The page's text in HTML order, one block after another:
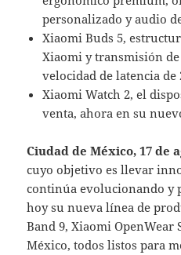
personalizado y audio
Xiaomi Buds 5,
Xiaomi y transmisión
velocidad de latencia de
Xiaomi Watch 2, el
venta, ahora en su
Ciudad de México, 17 de
cuyo objetivo es llevar
continúa evolucionando y
hoy su nueva línea de
Band 9, Xiaomi OpenWear
México, todos listos para